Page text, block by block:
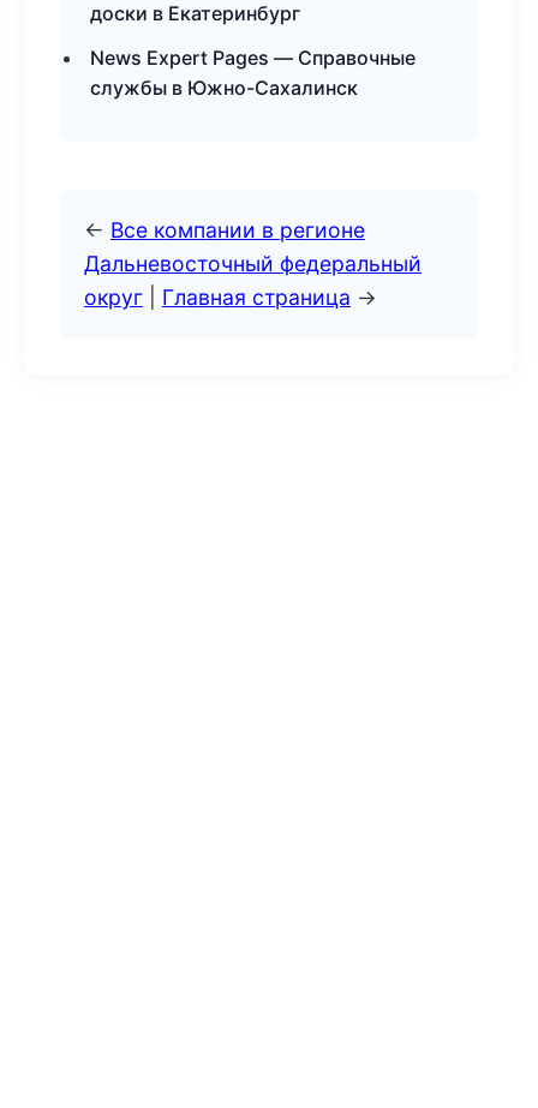
доски в Екатеринбург
News Expert Pages — Справочные
службы в Южно-Сахалинск
← Все компании в регионе
Дальневосточный федеральный
округ
Главная страница →